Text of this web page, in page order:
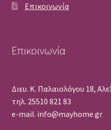
Επικοινωνία
Επικοινωνία
Διευ. Κ. Παλαιολόγου 18,
τηλ. 25510 821 83
e-mail. info@mayhome.gr